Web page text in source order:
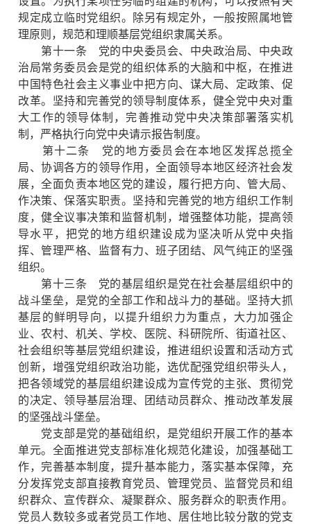
规定成立临时党组织。除另有规定外，一般按照属地管
理原则，规范和理顺基层党组织隶属关系。
第十一条 党的中央委员会、中央政治局、中央政
治局常务委员会是党的组织体系的大脑和中枢，在推进
中国特色社会主义事业中把方向、谋大局、定政策、促
改革。坚持和完善党的领导制度体系，健全党中央对重
大工作的领导体制，完善推动党中央决策部署落实机
制，严格执行向党中央请示报告制度。
第十二条 党的地方委员会在本地区发挥总揽全
局、协调各方的领导作用，全面领导本地区经济社会发
展，全面负责本地区党的建设，履行把方向、管大局、
作决策、保落实职责。坚持和完善党的地方组织工作制
度，健全议事决策和监督机制，增强整体功能，提高领
导水平，把党的地方组织建设成为坚决听从党中央指
挥、管理严格、监督有力、班子团结、风气纯正的坚强
组织。
第十三条 党的基层组织是党在社会基层组织中的
战斗堡垒，是党的全部工作和战斗力的基础。坚持大抓
基层的鲜明导向，以提升组织力为重点，大力加强企
业、农村、机关、学校、医院、科研院所、街道社区、
社会组织等基层党组织建设，推进组织设置和活动方式
创新，增强党组织政治功能，选优配强党组织带头人，
把各领域党的基层组织建设成为宣传党的主张、贯彻党
的决定、领导基层治理、团结动员群众、推动改革发展
的坚强战斗堡垒。
党支部是党的基础组织，是党组织开展工作的基本
单元。全面推进党支部标准化规范化建设，加强基础工
作，完善基本制度，提升基本能力，落实基本保障，充
分发挥党支部直接教育党员、管理党员、监督党员和组
织群众、宣传群众、凝聚群众、服务群众的职责作用。
党员人数较多或者党员工作地、居住地比较分散的党支